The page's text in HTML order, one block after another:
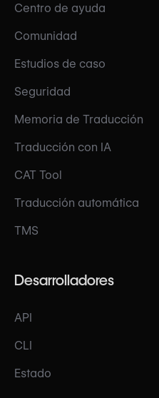
Centro de ayuda
Comunidad
Estudios de caso
Seguridad
Memoria de Traducción
Traducción con IA
CAT Tool
Traducción automática
TMS
Desarrolladores
API
CLI
Estado